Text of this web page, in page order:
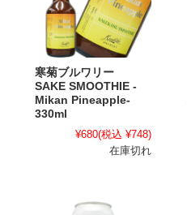
寒菊ブルワリー
SAKE SMOOTHIE -
Mikan Pineapple-
330ml
¥680(税込 ¥748)
在庫切れ